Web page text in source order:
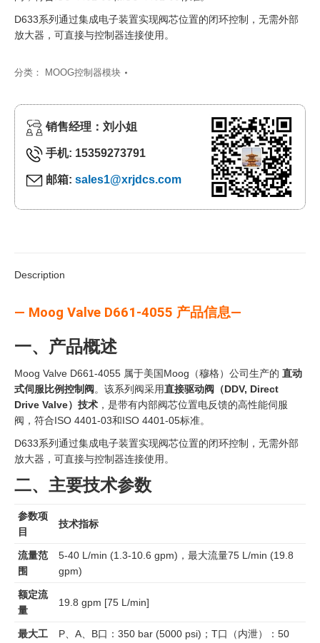
D633系列通过集成电子装置实现阀芯位置的闭环控制，无需外部
放大器，可直接与控制器连接使用。
分类： MOOG控制器模块
销售经理：刘小姐
手机: 15359273791
邮箱: sales1@xrjdcs.com
Description
— Moog Valve D661-4055 产品信息—
一、产品概述
Moog Valve D661-4055 属于美国Moog（穆格）公司生产的 直动
式伺服比例控制阀 。该系列阀采用直接驱动阀（DDV, Direct
Drive Valve）技术 ，是带有内部阀芯位置电反馈的高性能伺服
阀，符合ISO 4401-03和ISO 4401-05标准。
D633系列通过集成电子装置实现阀芯位置的闭环控制，无需外部
放大器，可直接与控制器连接使用。
二、主要技术参数
参数项
目
技术指标
流量范
围
5-40 L/min (1.3-10.6 gpm)，最大流量75 L/min (19.8
gpm)
额定流
量
19.8 gpm [75 L/min]
最大工
P、A、B口：350 bar (5000 psi)；T口（内泄）：50